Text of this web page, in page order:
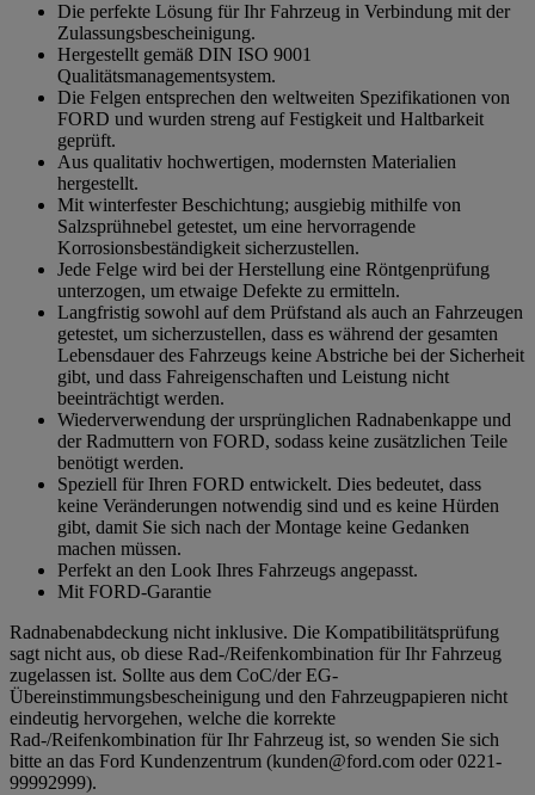
Die perfekte Lösung für Ihr Fahrzeug in Verbindung mit der
Zulassungsbescheinigung.
Hergestellt gemäß DIN ISO 9001
Qualitätsmanagementsystem.
Die Felgen entsprechen den weltweiten Spezifikationen von
FORD und wurden streng auf Festigkeit und Haltbarkeit
geprüft.
Aus qualitativ hochwertigen, modernsten Materialien
hergestellt.
Mit winterfester Beschichtung; ausgiebig mithilfe von
Salzsprühnebel getestet, um eine hervorragende
Korrosionsbeständigkeit sicherzustellen.
Jede Felge wird bei der Herstellung eine Röntgenprüfung
unterzogen, um etwaige Defekte zu ermitteln.
Langfristig sowohl auf dem Prüfstand als auch an Fahrzeugen
getestet, um sicherzustellen, dass es während der gesamten
Lebensdauer des Fahrzeugs keine Abstriche bei der Sicherheit
gibt, und dass Fahreigenschaften und Leistung nicht
beeinträchtigt werden.
Wiederverwendung der ursprünglichen Radnabenkappe und
der Radmuttern von FORD, sodass keine zusätzlichen Teile
benötigt werden.
Speziell für Ihren FORD entwickelt. Dies bedeutet, dass
keine Veränderungen notwendig sind und es keine Hürden
gibt, damit Sie sich nach der Montage keine Gedanken
machen müssen.
Perfekt an den Look Ihres Fahrzeugs angepasst.
Mit FORD-Garantie
Radnabenabdeckung nicht inklusive. Die Kompatibilitätsprüfung
sagt nicht aus, ob diese Rad-/Reifenkombination für Ihr Fahrzeug
zugelassen ist. Sollte aus dem CoC/der EG-
Übereinstimmungsbescheinigung und den Fahrzeugpapieren nicht
eindeutig hervorgehen, welche die korrekte
Rad-/Reifenkombination für Ihr Fahrzeug ist, so wenden Sie sich
bitte an das Ford Kundenzentrum (kunden@ford.com oder 0221-
99992999).